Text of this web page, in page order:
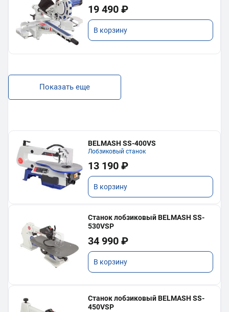
19 490 ₽
В корзину
Показать еще
BELMASH SS-400VS
Лобзиковый станок
13 190 ₽
В корзину
Станок лобзиковый BELMASH SS-
530VSP
34 990 ₽
В корзину
Станок лобзиковый BELMASH SS-
450VSP